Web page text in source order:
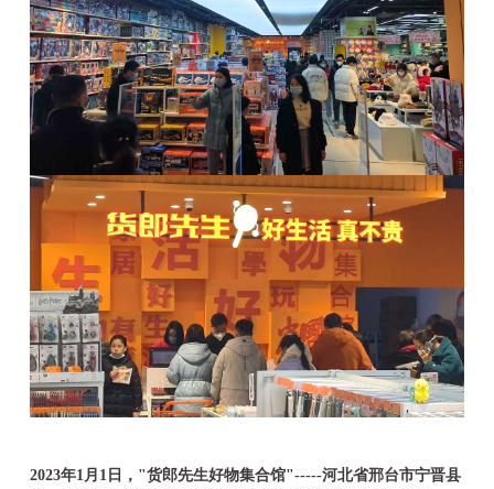
2023年1月1日，"货郎先生好物集合馆"-----河北省邢台市宁晋县